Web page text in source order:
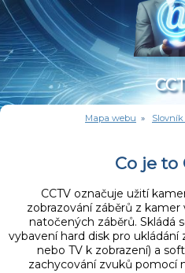
Mapa webu » Slovník
Co je to
CCTV označuje užití
zobrazování záběrů z
natočených záběrů. Skládá
vybavení hard disk pro
nebo TV k zobrazení) a
zachycování zvuků pomocí